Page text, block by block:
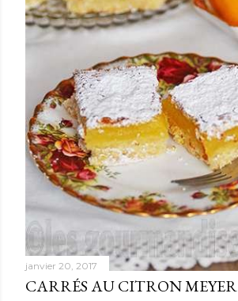
janvier 20, 2017
CARRÉS AU CITRON MEYER